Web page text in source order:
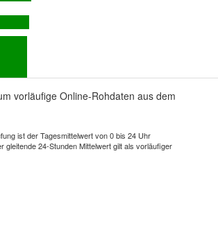
vorläufige Online-Rohdaten aus dem
ist der Tagesmittelwert von 0 bis 24 Uhr
gleitende 24-Stunden Mittelwert gilt als vorläufiger